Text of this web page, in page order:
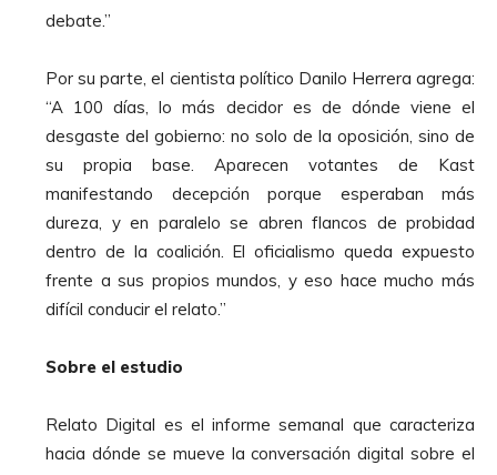
debate.”
Por su parte, el cientista político Danilo Herrera agrega:
“A 100 días, lo más decidor es de dónde viene el
desgaste del gobierno: no solo de la oposición, sino de
su propia base. Aparecen votantes de Kast
manifestando decepción porque esperaban más
dureza, y en paralelo se abren flancos de probidad
dentro de la coalición. El oficialismo queda expuesto
frente a sus propios mundos, y eso hace mucho más
difícil conducir el relato.”
Sobre el estudio
Relato Digital es el informe semanal que caracteriza
hacia dónde se mueve la conversación digital sobre el